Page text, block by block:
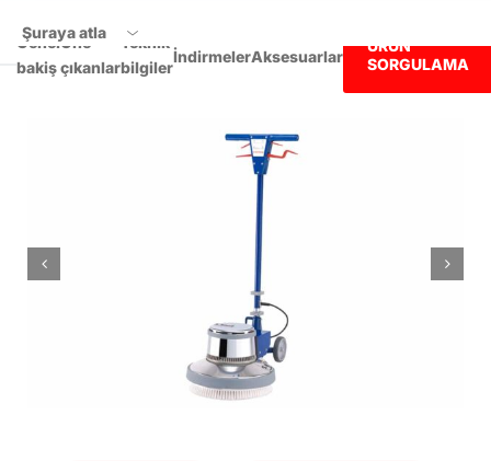
Genel
bakiş
Öne
çıkanlar
Teknik
bilgiler
İndirmelerAksesuarlar
ÜRÜN
SORGULAMA
Şuraya atla
Genel bakiş
Aksesuarlar
ÜRÜN SORGULAMA